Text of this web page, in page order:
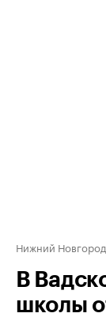
Нижний Новгород
В
школы